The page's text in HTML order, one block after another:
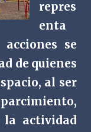
repres
enta
acciones se
de quienes
al ser
actividad